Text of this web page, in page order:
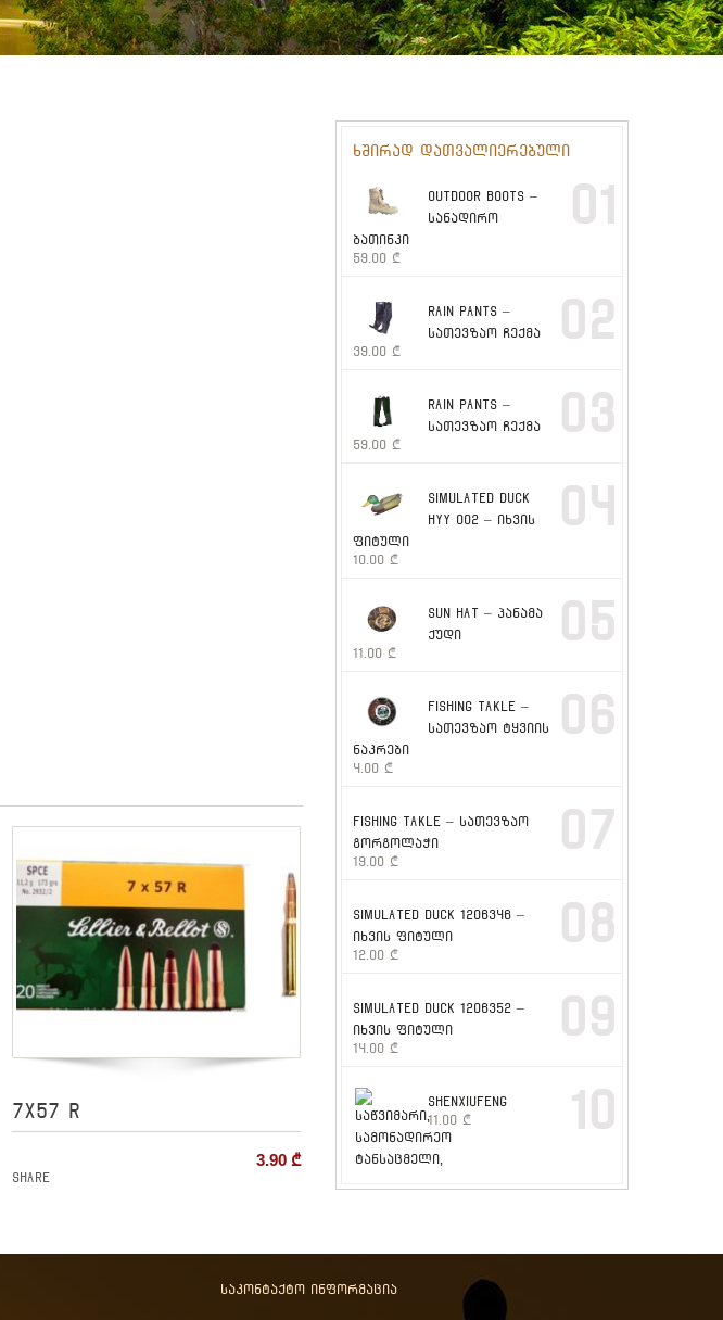
7X57 R
3.90 ₾
Share
ხშირად დათვალიერებული
OUTDOOR BOOTS –
სანადირო
ბათინკი
59.00 ₾
01
RAIN PANTS –
სათევზაო ჩექმა
39.00 ₾
02
RAIN PANTS –
სათევზაო ჩექმა
59.00 ₾
03
SIMULATED DUCK
HYY 002 – იხვის
ფიტული
10.00 ₾
04
SUN HAT – პანამა
ქუდი
11.00 ₾
05
FISHING TAKLE –
სათევზაო ტყვიის
ნაკრები
4.00 ₾
06
FISHING TAKLE – სათევზაო
გორგოლაჭი
19.00 ₾
07
SIMULATED DUCK 1206346 –
იხვის ფიტული
12.00 ₾
08
SIMULATED DUCK 1206352 –
იხვის ფიტული
14.00 ₾
09
SHENXIUFENG
11.00 ₾ 10
საკონტაქტო ინფორმაცია